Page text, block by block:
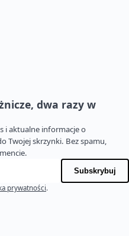
dwa razy w
i aktualne informacje o
Twojej skrzynki. Bez spamu,
Subskrybuj
prywatności.